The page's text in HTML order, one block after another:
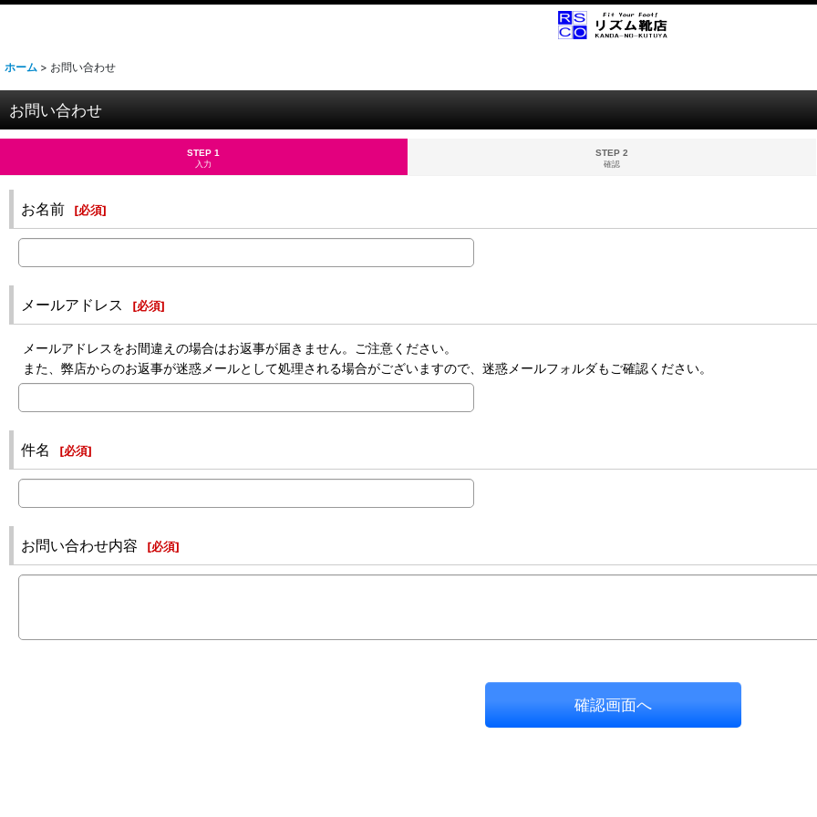
ホーム > お問い合わせ
お問い合わせ
STEP 1
入力
STEP 2
確認
お名前 [必須]
メールアドレス [必須]
メールアドレスをお間違えの場合はお返事が届きません。ご注意ください。
また、弊店からのお返事が迷惑メールとして処理される場合がございますので、迷惑メールフォルダもご確認ください。
件名 [必須]
お問い合わせ内容 [必須]
確認画面へ